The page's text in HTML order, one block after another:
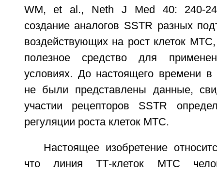
WM, et al., Neth J Med 40: 240-
создание аналогов SSTR разных
воздействующих на рост клеток МТС,
полезное средство для
условиях. До настоящего времени в
не были представлены данные,
участии рецепторов SSTR
регуляции роста клеток МТС.
Настоящее изобретение
что линия ТТ-клеток МТС